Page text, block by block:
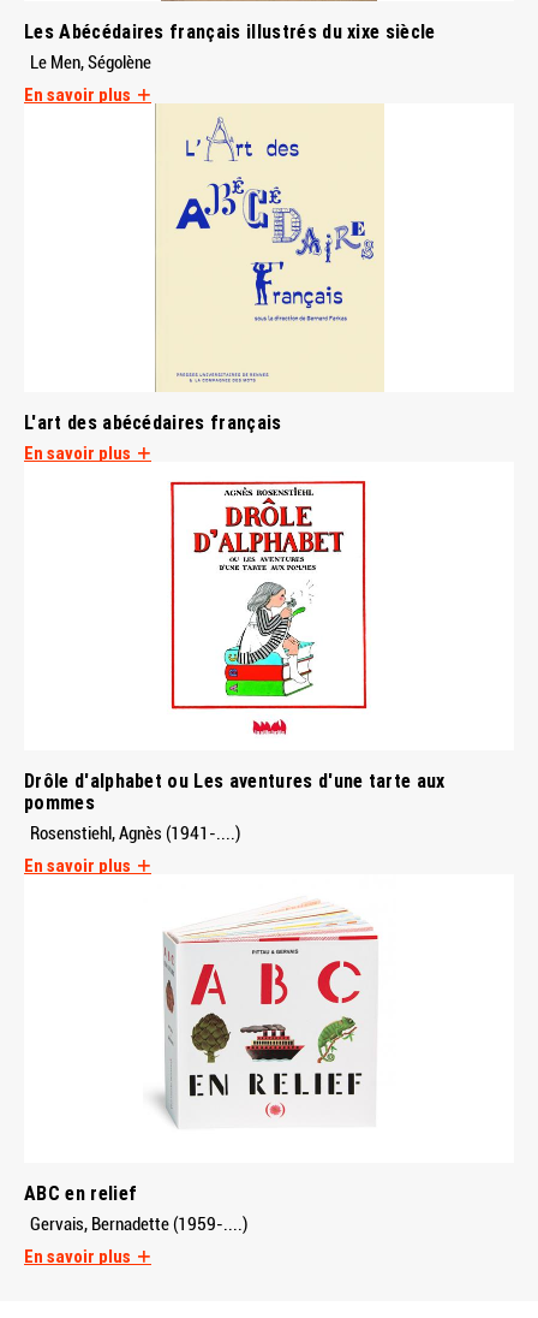
Les Abécédaires français illustrés du xixe siècle
Le Men, Ségolène
En savoir plus
L'art des abécédaires français
En savoir plus
Drôle d'alphabet ou Les aventures d'une tarte aux
pommes
Rosenstiehl, Agnès (1941-....)
En savoir plus
ABC en relief
Gervais, Bernadette (1959-....)
En savoir plus